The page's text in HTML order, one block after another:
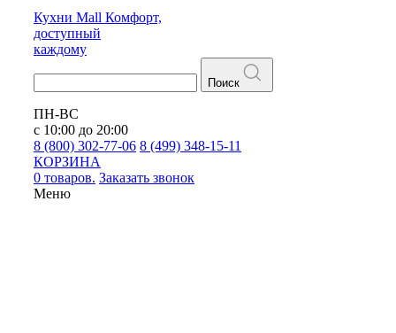
Кухни Mall Комфорт,
доступный
каждому
Поиск
ПН-ВС
с 10:00 до 20:00
8 (800) 302-77-06 8 (499) 348-15-11
КОРЗИНА
0 товаров. Заказать звонок
Меню